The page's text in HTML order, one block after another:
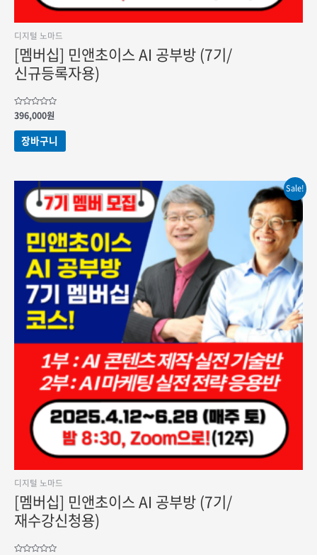
디지털 노마드
[멤버십] 민앤초이스 AI 공부방 (7기/
신규등록자용)
5
중에서
0
로
평가됨
396,000원
장바구니
Sale!
디지털 노마드
[멤버십] 민앤초이스 AI 공부방 (7기/
재수강신청용)